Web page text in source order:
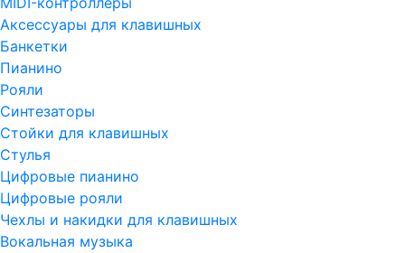
Аксессуары для клавишных
Банкетки
Пианино
Рояли
Синтезаторы
Стойки для клавишных
Стулья
Цифровые пианино
Цифровые рояли
Чехлы и накидки для клавишных
Вокальная музыка